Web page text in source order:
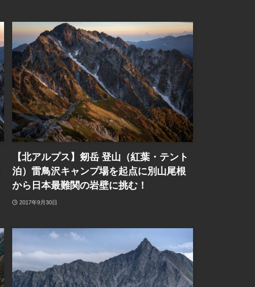
【北アルプス】剱岳 登山（紅葉・テント
泊）雷鳥沢キャンプ場を起点に別山尾根
から日本最難関の岩壁に挑む！
2017年9月30日